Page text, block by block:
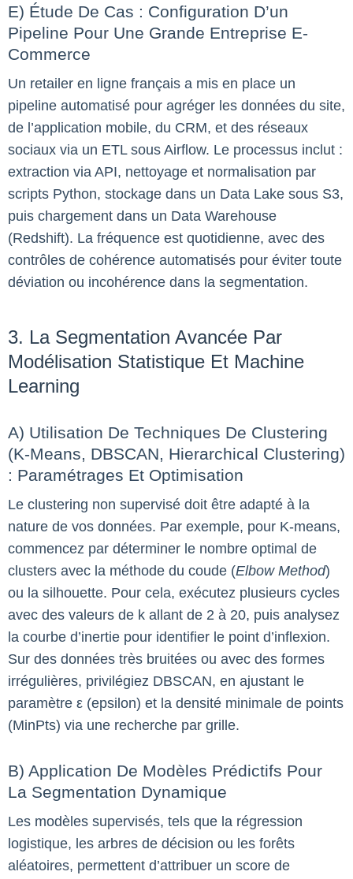
E) Étude De Cas : Configuration D’un
Pipeline Pour Une Grande Entreprise E-
Commerce
Un retailer en ligne français a mis en place un
pipeline automatisé pour agréger les données du site,
de l’application mobile, du CRM, et des réseaux
sociaux via un ETL sous Airflow. Le processus inclut :
extraction via API, nettoyage et normalisation par
scripts Python, stockage dans un Data Lake sous S3,
puis chargement dans un Data Warehouse
(Redshift). La fréquence est quotidienne, avec des
contrôles de cohérence automatisés pour éviter toute
déviation ou incohérence dans la segmentation.
3. La Segmentation Avancée Par
Modélisation Statistique Et Machine
Learning
A) Utilisation De Techniques De Clustering
(K-Means, DBSCAN, Hierarchical Clustering)
: Paramétrages Et Optimisation
Le clustering non supervisé doit être adapté à la
nature de vos données. Par exemple, pour K-means,
commencez par déterminer le nombre optimal de
clusters avec la méthode du coude (Elbow Method)
ou la silhouette. Pour cela, exécutez plusieurs cycles
avec des valeurs de k allant de 2 à 20, puis analysez
la courbe d’inertie pour identifier le point d’inflexion.
Sur des données très bruitées ou avec des formes
irrégulières, privilégiez DBSCAN, en ajustant le
paramètre ε (epsilon) et la densité minimale de points
(MinPts) via une recherche par grille.
B) Application De Modèles Prédictifs Pour
La Segmentation Dynamique
Les modèles supervisés, tels que la régression
logistique, les arbres de décision ou les forêts
aléatoires, permettent d’attribuer un score de